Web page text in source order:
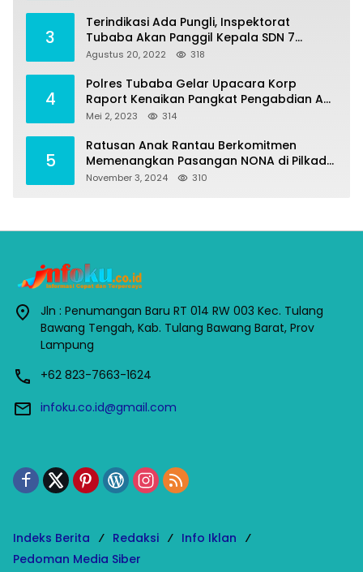
3
Terindikasi Ada Pungli, Inspektorat
Tubaba Akan Panggil Kepala SDN 7
Penumangan Baru
Agustus 20, 2022 318
4
Polres Tubaba Gelar Upacara Korp
Raport Kenaikan Pangkat Pengabdian AKP
Alaidin Effendi
Mei 2, 2023 314
5
Ratusan Anak Rantau Berkomitmen
Memenangkan Pasangan NONA di Pilkada
Tubaba 2024
November 3, 2024 310
Jln : Penumangan Baru RT 014 RW 003 Kec. Tulang
Bawang Tengah, Kab. Tulang Bawang Barat, Prov
Lampung
+62 823-7663-1624
infoku.co.id@gmail.com
Indeks Berita Redaksi
Info Iklan
Pedoman Media Siber